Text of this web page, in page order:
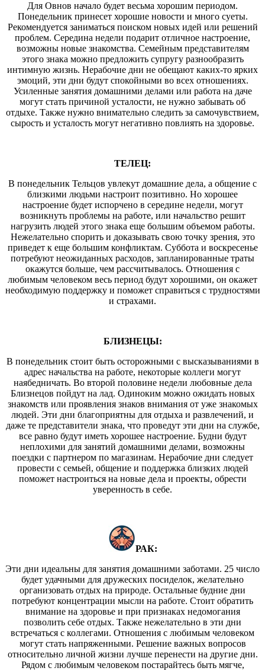
Для Овнов начало будет весьма хорошим периодом.
Понедельник принесет хорошие новости и много суеты.
Рекомендуется заниматься поиском новых идей или решений
проблем. Середина недели подарит отличное настроение,
возможны новые знакомства. Семейным представителям
этого знака можно предложить супругу разнообразить
интимную жизнь. Нерабочие дни не обещают каких-то ярких
эмоций, эти дни будут спокойными во всех отношениях.
Усиленные занятия домашними делами или работа на даче
могут стать причиной усталости, не нужно забывать об
отдыхе. Также нужно внимательно следить за самочувствием,
сырость и усталость могут негативно повлиять на здоровье.
ТЕЛЕЦ:
В понедельник Тельцов увлекут домашние дела, а общение с
близкими людьми настроит позитивно. Но хорошее
настроение будет испорчено в середине недели, могут
возникнуть проблемы на работе, или начальство решит
нагрузить людей этого знака еще большим объемом работы.
Нежелательно спорить и доказывать свою точку зрения, это
приведет к еще большим конфликтам. Суббота и воскресенье
потребуют неожиданных расходов, запланированные траты
окажутся больше, чем рассчитывалось. Отношения с
любимым человеком весь период будут хорошими, он окажет
необходимую поддержку и поможет справиться с трудностями
и страхами.
БЛИЗНЕЦЫ:
В понедельник стоит быть осторожными с высказываниями в
адрес начальства на работе, некоторые коллеги могут
наябедничать. Во второй половине недели любовные дела
Близнецов пойдут на лад. Одиноким можно ожидать новых
знакомств или проявления знаков внимания от уже знакомых
людей. Эти дни благоприятны для отдыха и развлечений, и
даже те представители знака, что проведут эти дни на службе,
все равно будут иметь хорошее настроение. Будни будут
неплохими для занятий домашними делами, возможны
поездки с партнером по магазинам. Нерабочие дни следует
провести с семьей, общение и поддержка близких людей
поможет настроиться на новые дела и проекты, обрести
уверенность в себе.
РАК:
Эти дни идеальны для занятия домашними заботами. 25 число
будет удачными для дружеских посиделок, желательно
организовать отдых на природе. Остальные будние дни
потребуют концентрации мысли на работе. Стоит обратить
внимание на здоровье и при признаках недомогания
позволить себе отдых. Также нежелательно в эти дни
встречаться с коллегами. Отношения с любимым человеком
могут стать напряженными. Решение важных вопросов
относительно личной жизни лучше перенести на другие дни.
Рядом с любимым человеком постарайтесь быть мягче,